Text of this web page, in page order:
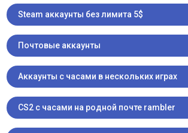
Steam аккаунты без лимита 5$
Почтовые аккаунты
Аккаунты с часами в нескольких играх
CS2 с часами на родной почте rambler